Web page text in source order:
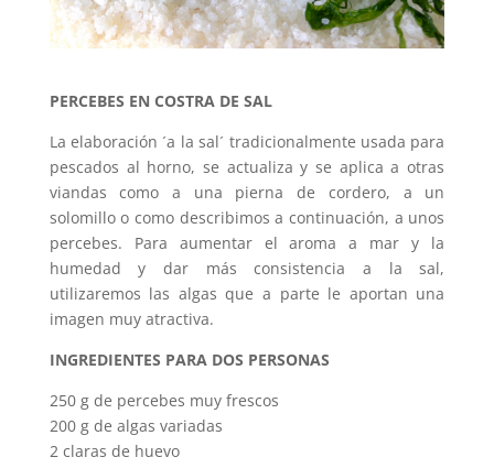
PERCEBES EN COSTRA DE SAL
La elaboración ´a la sal´ tradicionalmente usada para
pescados al horno, se actualiza y se aplica a otras
viandas como a una pierna de cordero, a un
solomillo o como describimos a continuación, a unos
percebes. Para aumentar el aroma a mar y la
humedad y dar más consistencia a la sal,
utilizaremos las algas que a parte le aportan una
imagen muy atractiva.
INGREDIENTES PARA DOS PERSONAS
250 g de percebes muy frescos
200 g de algas variadas
2 claras de huevo